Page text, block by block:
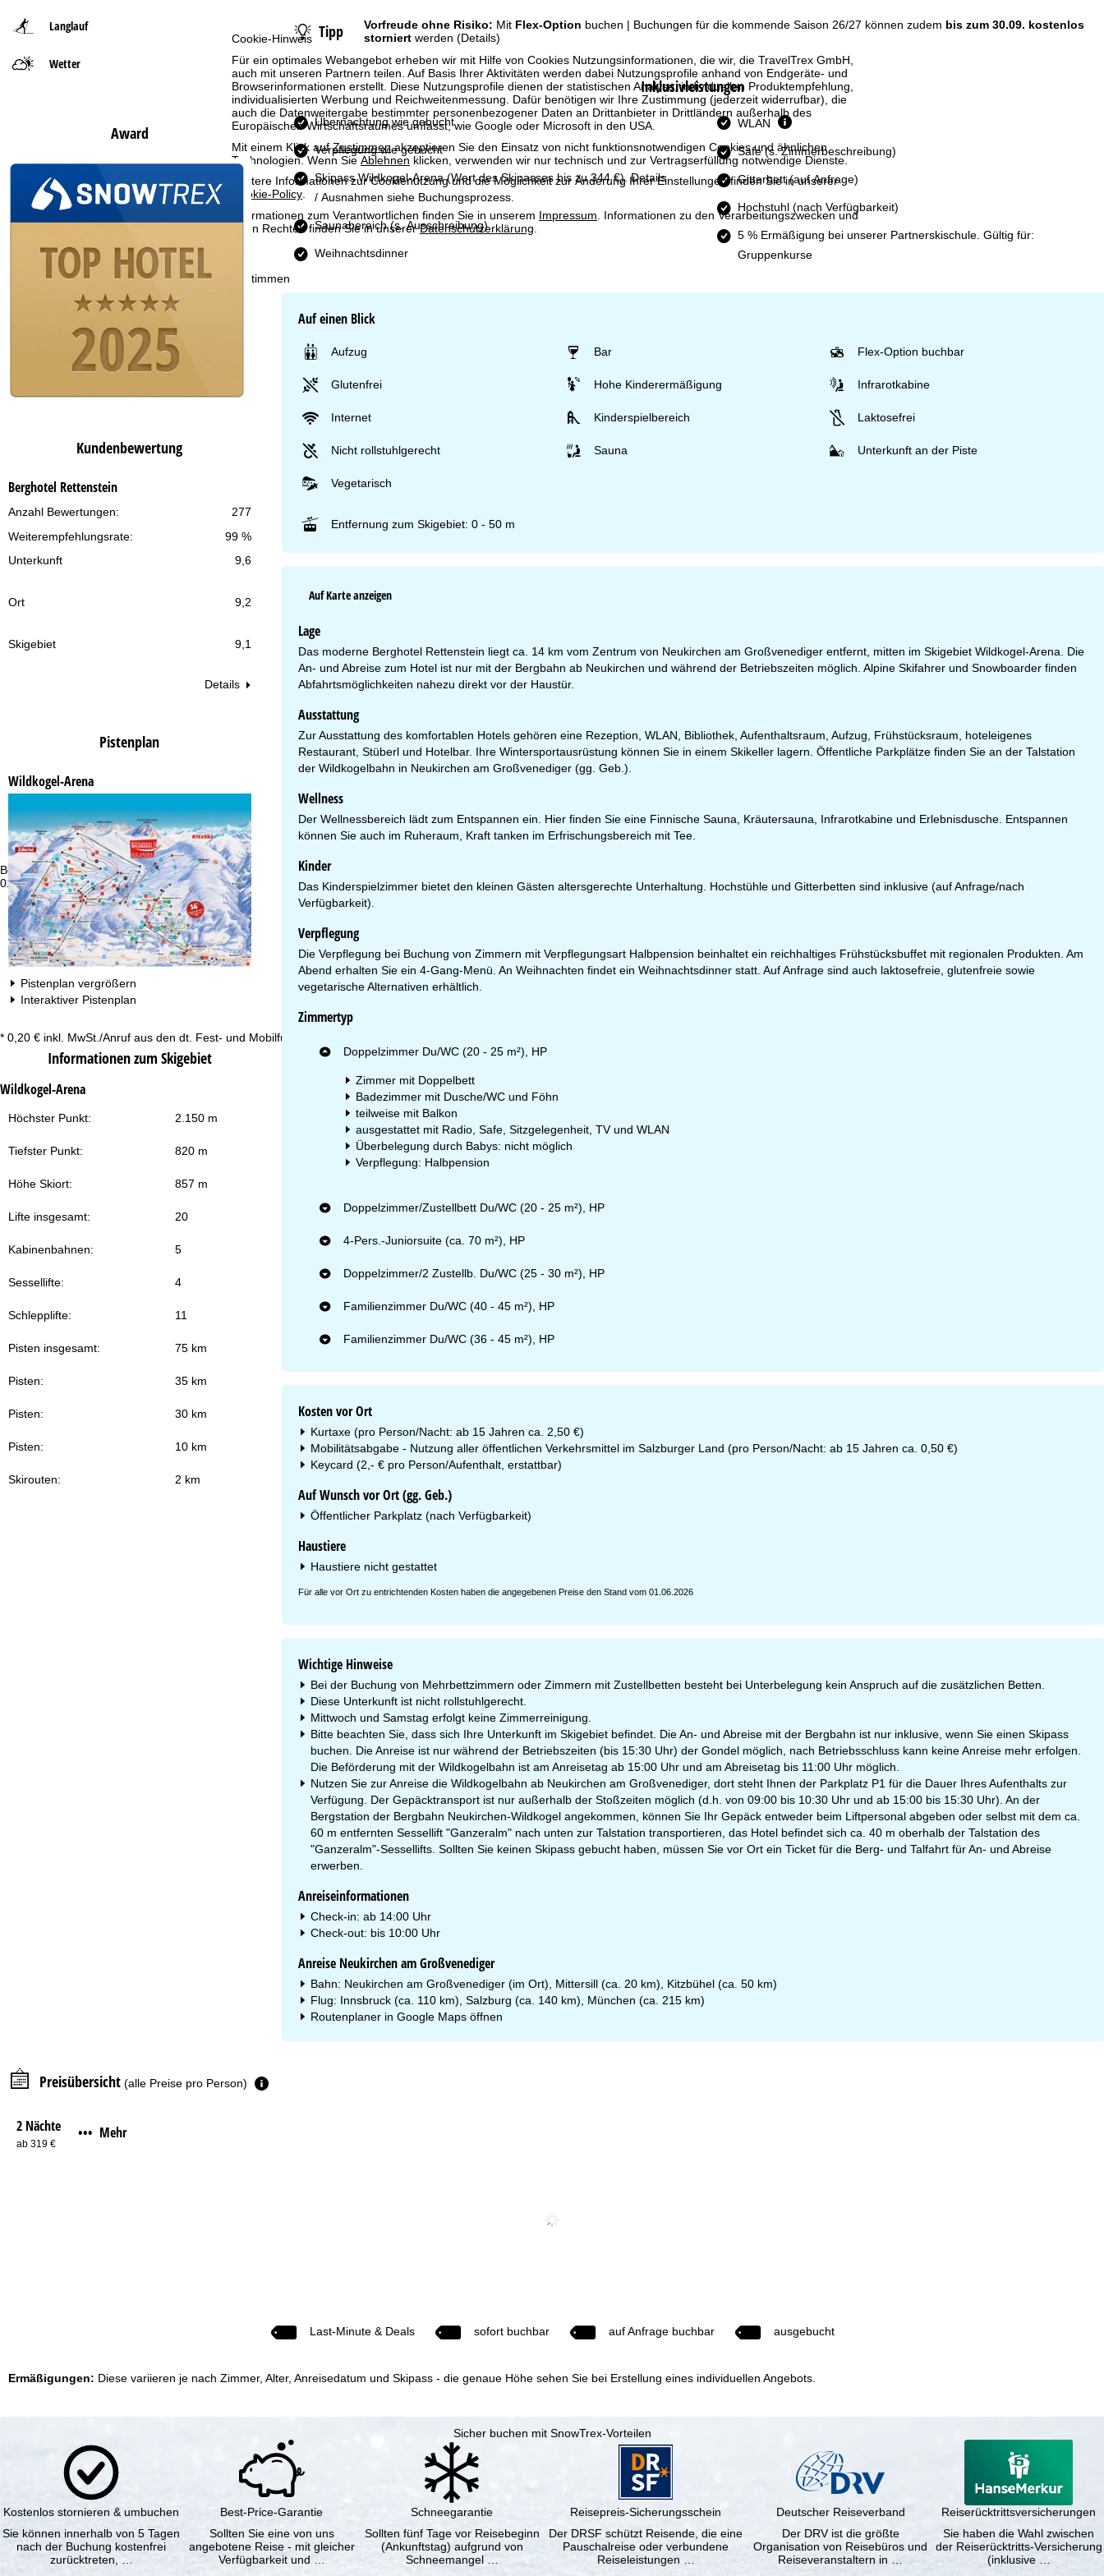
Cookie-Hinweis
Für ein optimales Webangebot erheben wir mit Hilfe von Cookies Nutzungsinformationen, die wir, die TravelTrex GmbH,
auch mit unseren Partnern teilen. Auf Basis Ihrer Aktivitäten werden dabei Nutzungsprofile anhand von Endgeräte- und
Browserinformationen erstellt. Diese Nutzungsprofile dienen der statistischen Analyse, individuellen Produktempfehlung,
individualisierten Werbung und Reichweitenmessung. Dafür benötigen wir Ihre Zustimmung (jederzeit widerrufbar), die
auch die Datenweitergabe bestimmter personenbezogener Daten an Drittanbieter in Drittländern außerhalb des
Europäischen Wirtschaftsraumes umfasst, wie Google oder Microsoft in den USA.
Mit einem Klick aufZustimmenakzeptieren Sie den Einsatz von nicht funktionsnotwendigen Cookies und ähnlichen
Technologien. Wenn Sie Ablehnen klicken, verwenden wir nur technisch und zur Vertragserfüllung notwendige Dienste.
Weitere Informationen zur Cookienutzung und die Möglichkeit zur Änderung Ihrer Einstellungen finden Sie in unserer
Cookie-Policy
Informationen zum Verantwortlichen finden Sie in unserem Impressum . Informationen zu den Verarbeitungszwecken und
Ihren Rechten finden Sie in unsererDatenschutzerklärung
Zustimmen
Beratung
01806 77 35 00 00 *
* 0,20 € inkl. MwSt./Anruf aus den dt. Fest- und Mobilfunknetzen
Mo-Do:
09:00-17:00 Uhr
Fr:
Sa-So:
Beratung
Langlauf
Wetter
Award
Kundenbewertung
Berghotel Rettenstein
277
Anzahl Bewertungen:
99 %
Weiterempfehlungsrate:
Unterkunft
9,6
Ort 9,2
Skigebiet 9,1
Details
Pistenplan
Wildkogel-Arena
Pistenplan vergrößern
Interaktiver Pistenplan
Informationen zum Skigebiet
Wildkogel-Arena
Höchster Punkt: 2.150 m
Tiefster Punkt: 820 m
Höhe Skiort: 857 m
Lifte insgesamt: 20
Kabinenbahnen: 5
Sessellifte: 4
Schlepplifte: 11
Pisten insgesamt: 75 km
Pisten: 35 km
Pisten: 30 km
Pisten: 10 km
Skirouten: 2 km
t
s
e
i
t
e
Tipp Vorfreude ohne Risiko: Mit Flex-Option buchen | Buchungen für die kommende Saison 26/27 können zudem bis zum 30.09. kostenlos
storniertwerden (Details)
Inklusivleistungen
Übernachtung wie gebucht
Verpflegung wie gebucht
Skipass Wildkogel-Arena(Wert des Skipasses bis zu 344 €). Details
/ Ausnahmen siehe Buchungsprozess.
Saunabereich (s. Ausschreibung)
Weihnachtsdinner
WLAN
Safe (s. Zimmerbeschreibung)
Gitterbett (auf Anfrage)
Hochstuhl (nach Verfügbarkeit)
5 % Ermäßigung bei unserer Partnerskischule. Gültig für:
Gruppenkurse
Auf einen Blick
Aufzug Bar Flex-Option buchbar
Glutenfrei Hohe Kinderermäßigung Infrarotkabine
Internet Kinderspielbereich Laktosefrei
Nicht rollstuhlgerecht Sauna Unterkunft an der Piste
Vegetarisch
Entfernung zum Skigebiet: 0 - 50 m
Auf Karte anzeigen
Lage
Das moderne Berghotel Rettenstein liegt ca. 14 km vom Zentrum von Neukirchen am Großvenediger entfernt, mitten im Skigebiet Wildkogel-Arena. Die
An- und Abreise zum Hotel ist nur mit der Bergbahn ab Neukirchen und während der Betriebszeiten möglich. Alpine Skifahrer und Snowboarder finden
Abfahrtsmöglichkeiten nahezu direkt vor der Haustür.
Ausstattung
Zur Ausstattung des komfortablen Hotels gehören eine Rezeption, WLAN, Bibliothek, Aufenthaltsraum, Aufzug, Frühstücksraum, hoteleigenes
Restaurant, Stüberl und Hotelbar. Ihre Wintersportausrüstung können Sie in einem Skikeller lagern. Öffentliche Parkplätze finden Sie an der Talstation
der Wildkogelbahn in Neukirchen am Großvenediger (gg. Geb.).
Wellness
Der Wellnessbereich lädt zum Entspannen ein. Hier finden Sie eine Finnische Sauna, Kräutersauna, Infrarotkabine und Erlebnisdusche. Entspannen
können Sie auch im Ruheraum, Kraft tanken im Erfrischungsbereich mit Tee.
Kinder
Das Kinderspielzimmer bietet den kleinen Gästen altersgerechte Unterhaltung. Hochstühle und Gitterbetten sind inklusive (auf Anfrage/nach
Verfügbarkeit).
Verpflegung
Die Verpflegung bei Buchung von Zimmern mit Verpflegungsart Halbpension beinhaltet ein reichhaltiges Frühstücksbuffet mit regionalen Produkten. Am
Abend erhalten Sie ein 4-Gang-Menü. An Weihnachten findet ein Weihnachtsdinner statt. Auf Anfrage sind auch laktosefreie, glutenfreie sowie
vegetarische Alternativen erhältlich.
Zimmertyp
Doppelzimmer Du/WC (20 - 25 m²), HP
Zimmer mit Doppelbett
Badezimmer mit Dusche/WC und Föhn
teilweise mit Balkon
ausgestattet mit Radio, Safe, Sitzgelegenheit, TV und WLAN
Überbelegung durch Babys: nicht möglich
Verpflegung: Halbpension
Doppelzimmer/Zustellbett Du/WC (20 - 25 m²), HP
4-Pers.-Juniorsuite (ca. 70 m²), HP
Doppelzimmer/2 Zustellb. Du/WC (25 - 30 m²), HP
Familienzimmer Du/WC (40 - 45 m²), HP
Familienzimmer Du/WC (36 - 45 m²), HP
Kosten vor Ort
Kurtaxe (pro Person/Nacht: ab 15 Jahren ca. 2,50 €)
Mobilitätsabgabe - Nutzung aller öffentlichen Verkehrsmittel im Salzburger Land (pro Person/Nacht: ab 15 Jahren ca. 0,50 €)
Keycard (2,- € pro Person/Aufenthalt, erstattbar)
Auf Wunsch vor Ort (gg. Geb.)
Öffentlicher Parkplatz (nach Verfügbarkeit)
Haustiere
Haustiere nicht gestattet
Für alle vor Ort zu entrichtenden Kosten haben die angegebenen Preise den Stand vom 01.06.2026
Wichtige Hinweise
Bei der Buchung von Mehrbettzimmern oder Zimmern mit Zustellbetten besteht bei Unterbelegung kein Anspruch auf die zusätzlichen Betten.
Diese Unterkunft ist nicht rollstuhlgerecht.
Mittwoch und Samstag erfolgt keine Zimmerreinigung.
Bitte beachten Sie, dass sich Ihre Unterkunft im Skigebiet befindet. Die An- und Abreise mit der Bergbahn ist nur inklusive, wenn Sie einen Skipass
buchen. Die Anreise ist nur während der Betriebszeiten (bis 15:30 Uhr) der Gondel möglich, nach Betriebsschluss kann keine Anreise mehr erfolgen.
Die Beförderung mit der Wildkogelbahn ist am Anreisetag ab 15:00 Uhr und am Abreisetag bis 11:00 Uhr möglich.
Nutzen Sie zur Anreise die Wildkogelbahn ab Neukirchen am Großvenediger, dort steht Ihnen der Parkplatz P1 für die Dauer Ihres Aufenthalts zur
Verfügung. Der Gepäcktransport ist nur außerhalb der Stoßzeiten möglich (d.h. von 09:00 bis 10:30 Uhr und ab 15:00 bis 15:30 Uhr). An der
Bergstation der Bergbahn Neukirchen-Wildkogel angekommen, können Sie Ihr Gepäck entweder beim Liftpersonal abgeben oder selbst mit dem ca.
60 m entfernten Sessellift "Ganzeralm" nach unten zur Talstation transportieren, das Hotel befindet sich ca. 40 m oberhalb der Talstation des
"Ganzeralm"-Sessellifts. Sollten Sie keinen Skipass gebucht haben, müssen Sie vor Ort ein Ticket für die Berg- und Talfahrt für An- und Abreise
erwerben.
Anreiseinformationen
Check-in: ab 14:00 Uhr
Check-out: bis 10:00 Uhr
Anreise Neukirchen am Großvenediger
Bahn: Neukirchen am Großvenediger (im Ort), Mittersill (ca. 20 km), Kitzbühel (ca. 50 km)
Flug: Innsbruck (ca. 110 km), Salzburg (ca. 140 km), München (ca. 215 km)
Routenplaner in Google Mapsöffnen
Preisübersicht (alle Preise pro Person)
2 Nächte
ab 319 €
••• Mehr
Last-Minute & Deals sofort buchbar auf Anfrage buchbar ausgebucht
Ermäßigungen: Diese variieren je nach Zimmer, Alter, Anreisedatum und Skipass - die genaue Höhe sehen Sie bei Erstellung eines individuellen Angebots.
Sicher buchen mit SnowTrex-Vorteilen
Kostenlos stornieren & umbuchen
Sie können innerhalb von 5 Tagen
nach der Buchung kostenfrei
zurücktreten, …
Best-Price-Garantie
Sollten Sie eine von uns
angebotene Reise - mit gleicher
Verfügbarkeit und …
Schneegarantie
Sollten fünf Tage vor Reisebeginn
(Ankunftstag) aufgrund von
Schneemangel …
Reisepreis-Sicherungsschein
Der DRSF schützt Reisende, die eine
Pauschalreise oder verbundene
Reiseleistungen …
Deutscher Reiseverband
Der DRV ist die größte
Organisation von Reisebüros und
Reiseveranstaltern in …
Reiserücktrittsversicherungen
Sie haben die Wahl zwischen
der Reiserücktritts-Versicherung
(inklusive …